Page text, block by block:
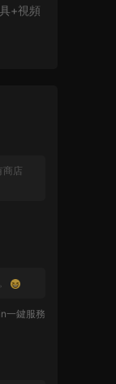
+視頻
商店
一鍵服務